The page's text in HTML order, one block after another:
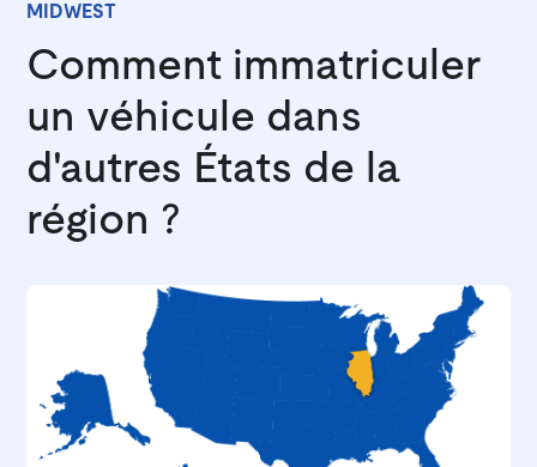
MIDWEST
Comment immatriculer
un véhicule dans
d'autres États de la
région ?